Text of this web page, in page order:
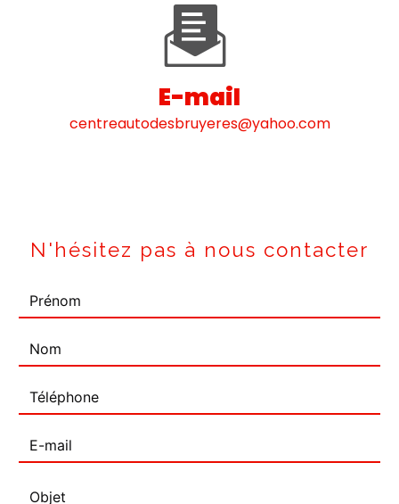
E-mail
centreautodesbruyeres@yahoo.com
N'hésitez pas à nous contacter